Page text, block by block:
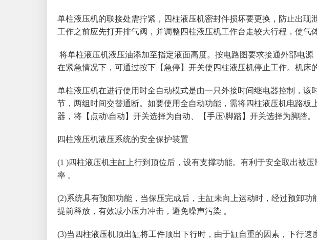
单柱液压机的联接处需拧紧，四柱液压机密封件损坏要更换，防止出现
工作之前应先打开排气阀，并调整四柱液压机工作台走较大行程，使气
将单柱液压机液压油添加至指定液面高度。按电路图要求接通外部电源
在紧急情况下，可通过按下【急停】开关使四柱液压机停止工作。机床
单柱液压机在进行使用时全自动模式是由一只外接时间继电器控制，该
节，两组时间交替通断。如要使用全自动功能，需将四柱液压机电路板
器，将【点动\自动】开关选择为自动、【手压\脚踏】开关选择为脚踏。
四柱液压机液压系统的安全保护装置
(1 )四柱液压机主缸上行到顶位后，设有支撑功能。有利于安全取出被
率 。
(2)系统具有预卸功能，当保压完成后，主缸未向上运动时，经过预卸功
提前释放，有效减小压力冲击，避免噪声污染 。
(3)当四柱液压机顶出缸将工件顶出下行时，由于缸自重的因素，下行速